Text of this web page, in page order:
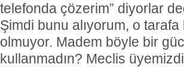
telefonda çözerim” diyorlar
Şimdi bunu alıyorum, o
olmuyor. Madem böyle bir
kullanmadın? Meclis